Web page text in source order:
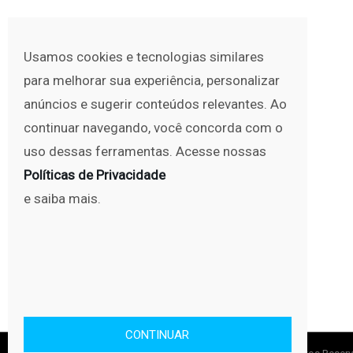
Usamos cookies e tecnologias similares
para melhorar sua experiência, personalizar
anúncios e sugerir conteúdos relevantes. Ao
continuar navegando, você concorda com o
uso dessas ferramentas. Acesse nossas
Políticas de Privacidade
e saiba mais.
CONTINUAR